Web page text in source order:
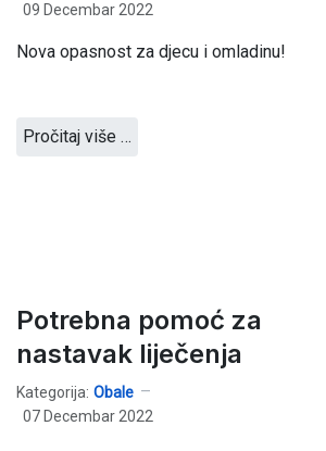
09 Decembar 2022
Nova opasnost za djecu i omladinu!
Pročitaj više …
Potrebna pomoć za
nastavak liječenja
Kategorija: Obale
07 Decembar 2022